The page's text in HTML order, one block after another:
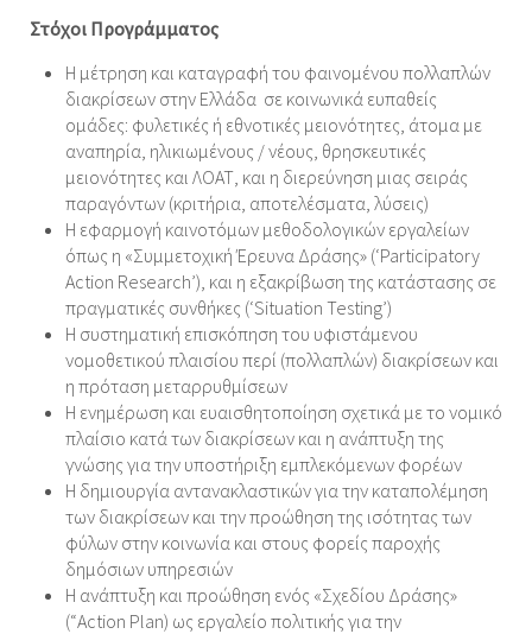
Στόχοι Προγράμματος
Η μέτρηση και καταγραφή του φαινομένου πολλαπλών
διακρίσεων στην Ελλάδα σε κοινωνικά ευπαθείς
ομάδες: φυλετικές ή εθνοτικές μειονότητες, άτομα με
αναπηρία, ηλικιωμένους / νέους, θρησκευτικές
μειονότητες και ΛΟΑΤ, και η διερεύνηση μιας σειράς
παραγόντων (κριτήρια, αποτελέσματα, λύσεις)
Η εφαρμογή καινοτόμων μεθοδολογικών εργαλείων
όπως η «Συμμετοχική Έρευνα Δράσης» (‘Participatory
Action Research’), και η εξακρίβωση της κατάστασης σε
πραγματικές συνθήκες (‘Situation Testing’)
Η συστηματική επισκόπηση του υφιστάμενου
νομοθετικού πλαισίου περί (πολλαπλών) διακρίσεων και
η πρόταση μεταρρυθμίσεων
Η ενημέρωση και ευαισθητοποίηση σχετικά με το νομικό
πλαίσιο κατά των διακρίσεων και η ανάπτυξη της
γνώσης για την υποστήριξη εμπλεκόμενων φορέων
Η δημιουργία αντανακλαστικών για την καταπολέμηση
των διακρίσεων και την προώθηση της ισότητας των
φύλων στην κοινωνία και στους φορείς παροχής
δημόσιων υπηρεσιών
Η ανάπτυξη και προώθηση ενός «Σχεδίου Δράσης»
(“Action Plan) ως εργαλείο πολιτικής για την